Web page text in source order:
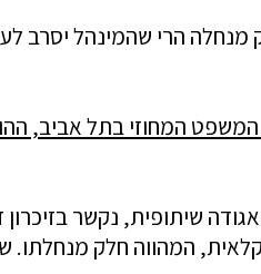
הרי שהמינהל יסרב
המחוזי בתל אביב,
שיתופית, נקשר
המהווה חלק מנחלתו.